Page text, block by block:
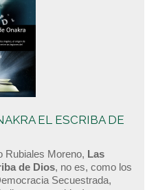
EL ESCRIBA DE
Rubiales Moreno, Las
de Dios, no es, como los
Secuestrada,